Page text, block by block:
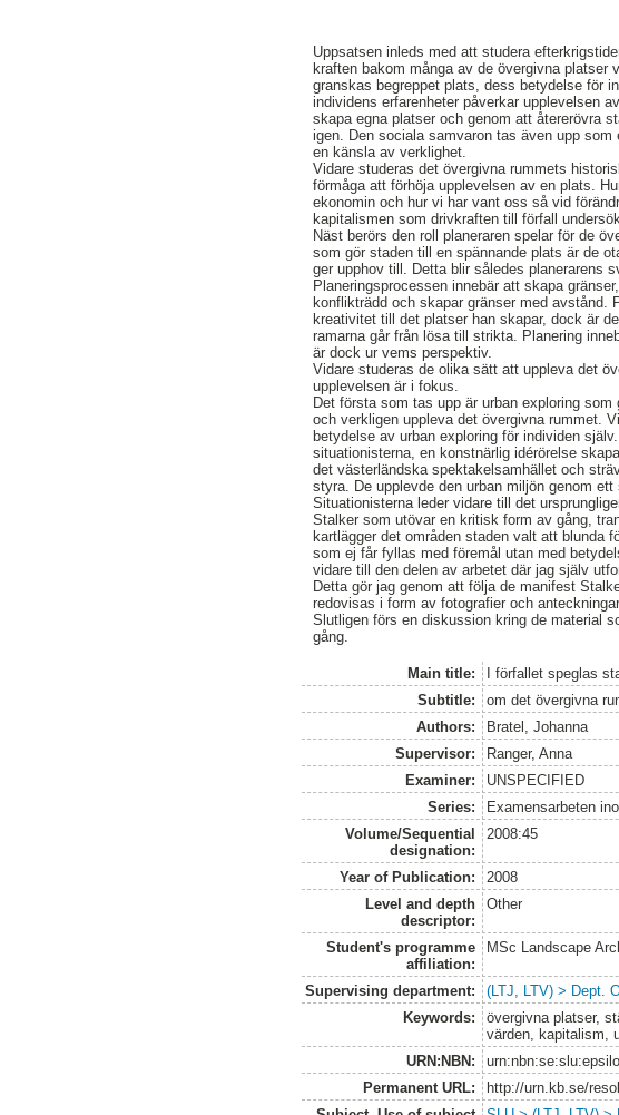
Uppsatsen inleds med att studera
kraften bakom många av de övergivna platser
granskas begreppet plats, dess betydelse för
individens erfarenheter påverkar upplevelsen
skapa egna platser och genom att återerövra
igen. Den sociala samvaron tas även upp
en känsla av verklighet.
Vidare studeras det övergivna rummets
förmåga att förhöja upplevelsen av en plats.
ekonomin och hur vi har vant oss så vid
kapitalismen som drivkraften till förfall
Näst berörs den roll planeraren spelar för de
som gör staden till en spännande plats är de
ger upphov till. Detta blir således planerarens
Planeringsprocessen innebär att skapa
konflikträdd och skapar gränser med avstånd.
kreativitet till det platser han skapar, dock är
ramarna går från lösa till strikta. Planering
är dock ur vems perspektiv.
Vidare studeras de olika sätt att uppleva det
upplevelsen är i fokus.
Det första som tas upp är urban exploring
och verkligen uppleva det övergivna rummet.
betydelse av urban exploring för individen
situationisterna, en konstnärlig idérörelse
det västerländska spektakelsamhället och
styra. De upplevde den urban miljön genom
Situationisterna leder vidare till det
Stalker som utövar en kritisk form av gång,
kartlägger det områden staden valt att blunda
som ej får fyllas med föremål utan med
vidare till den delen av arbetet där jag själv
Detta gör jag genom att följa de manifest
redovisas i form av fotografier och anteckningar.
Slutligen förs en diskussion kring de material
gång.
Main title:
I förfallet speglas
Subtitle:
om det övergivna
Authors:
Bratel, Johanna
Supervisor:
Ranger, Anna
Examiner:
UNSPECIFIED
Series:
Examensarbeten
Volume/Sequential
designation:
2008:45
Year of Publication:
2008
Level and depth
descriptor:
Other
Student's programme
affiliation:
MSc Landscape
Supervising department:
(LTJ, LTV) > Dept.
Keywords:
övergivna platser,
värden, kapitalism,
URN:NBN:
Permanent URL:
http://urn.kb.se/